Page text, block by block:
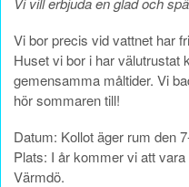
Vi bor precis vid vattnet har
Huset vi bor i har välutrustat
gemensamma måltider. Vi
hör sommaren till!
Datum: Kollot äger rum den
Plats: I år kommer vi att
Värmdö.